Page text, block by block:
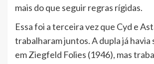
mais do que seguir regras rígidas.
Essa foi a terceira vez que Cyd e
trabalharam juntos. A dupla já
em Ziegfeld Folies (1946), mas